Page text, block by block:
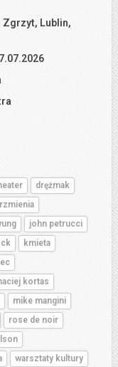
Zgrzyt, Lublin,
drężmak
john petrucci
kmieta
kortas
mike mangini
rose de noir
warsztaty kultury